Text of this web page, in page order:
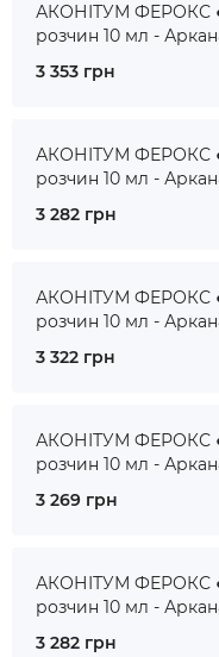
АКОНІТУМ ФЕРОКС ●
розчин 10 мл -
3 353 грн
АКОНІТУМ ФЕРОКС ●
розчин 10 мл -
3 282 грн
АКОНІТУМ ФЕРОКС ●
розчин 10 мл -
3 322 грн
АКОНІТУМ ФЕРОКС ●
розчин 10 мл -
3 269 грн
АКОНІТУМ ФЕРОКС ●
розчин 10 мл -
3 282 грн